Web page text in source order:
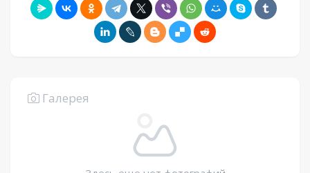
Галерея